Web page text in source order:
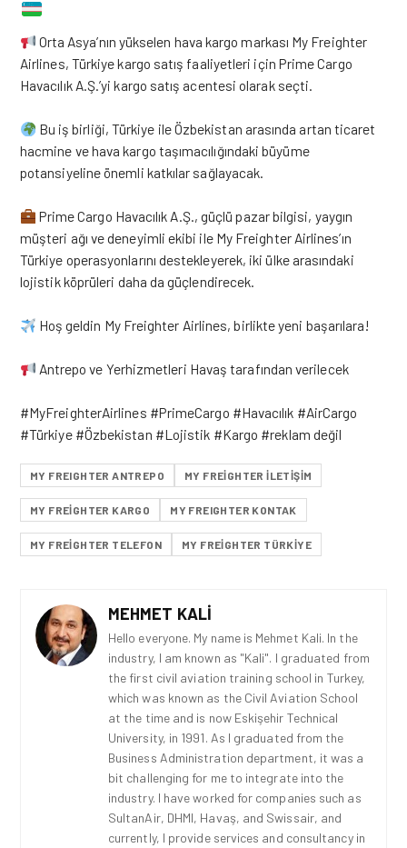
Orta Asya’nın yükselen hava kargo markası My Freighter
Airlines, Türkiye kargo satış faaliyetleri için Prime Cargo
Havacılık A.Ş.’yi kargo satış acentesi olarak seçti.
Bu iş birliği, Türkiye ile Özbekistan arasında artan ticaret
hacmine ve hava kargo taşımacılığındaki büyüme
potansiyeline önemli katkılar sağlayacak.
Prime Cargo Havacılık A.Ş., güçlü pazar bilgisi, yaygın
müşteri ağı ve deneyimli ekibi ile My Freighter Airlines’ın
Türkiye operasyonlarını destekleyerek, iki ülke arasındaki
lojistik köprüleri daha da güçlendirecek.
Hoş geldin My Freighter Airlines, birlikte yeni başarılara!
Antrepo ve Yerhizmetleri Havaş tarafından verilecek
hashtag
#MyFreighterAirlines hashtag
#PrimeCargo hashtag
#Havacılık hashtag
#AirCargo
#Türkiye hashtag
#Özbekistan hashtag
#Lojistik hashtag
#Kargo hashtag
#reklam değil
MY FREIGHTER ANTREPO MY FREIGHTER ILETIŞIM
MY FREIGHTER KARGO MY FREIGHTER KONTAK
MY FREIGHTER TELEFON MY FREIGHTER TÜRKIYE
MEHMET KALI
Hello everyone. My name is Mehmet Kali. In the
industry, I am known as "Kali". I graduated from
the first civil aviation training school in Turkey,
which was known as the Civil Aviation School
at the time and is now Eskişehir Technical
University, in 1991. As I graduated from the
Business Administration department, it was a
bit challenging for me to integrate into the
industry. I have worked for companies such as
SultanAir, DHMI, Havaş, and Swissair, and
currently, I provide services and consultancy in